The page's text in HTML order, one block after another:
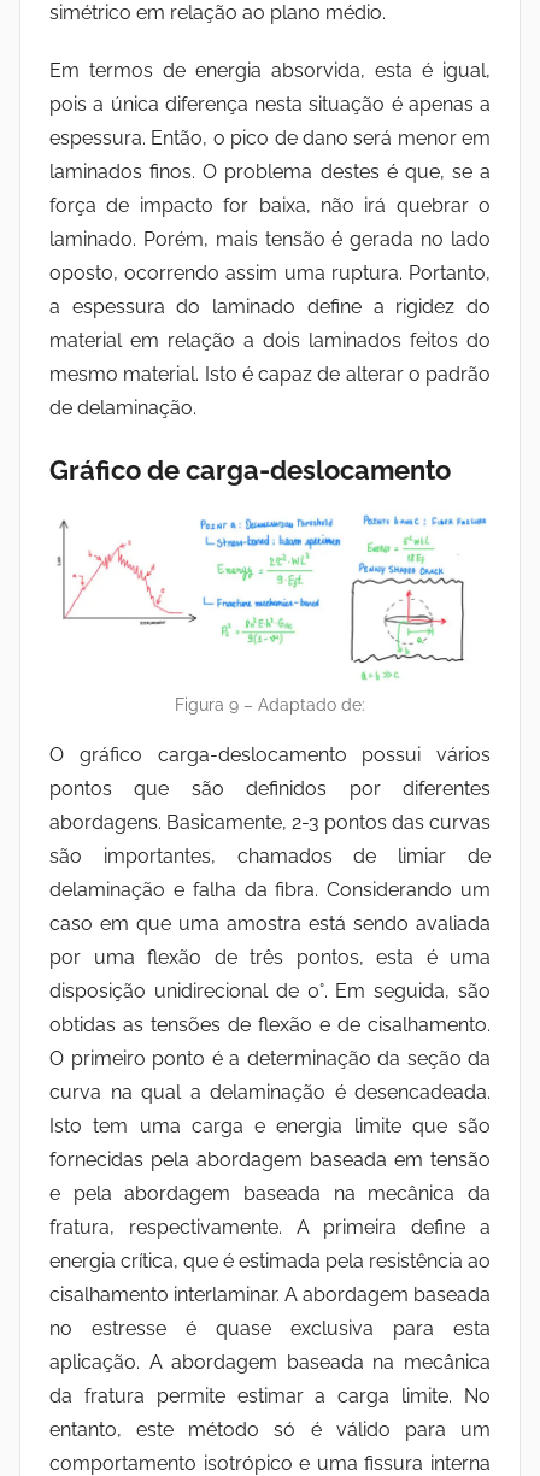
simétrico em relação ao plano médio.
Em termos de energia absorvida, esta é igual,
pois a única diferença nesta situação é apenas a
espessura. Então, o pico de dano será menor em
laminados finos. O problema destes é que, se a
força de impacto for baixa, não irá quebrar o
laminado. Porém, mais tensão é gerada no lado
oposto, ocorrendo assim uma ruptura. Portanto,
a espessura do laminado define a rigidez do
material em relação a dois laminados feitos do
mesmo material. Isto é capaz de alterar o padrão
de delaminação.
Gráfico de carga-deslocamento
Figura 9 – Adaptado de:
O gráfico carga-deslocamento possui vários
pontos que são definidos por diferentes
abordagens. Basicamente, 2-3 pontos das curvas
são importantes, chamados de limiar de
delaminação e falha da fibra. Considerando um
caso em que uma amostra está sendo avaliada
por uma flexão de três pontos, esta é uma
disposição unidirecional de 0°. Em seguida, são
obtidas as tensões de flexão e de cisalhamento.
O primeiro ponto é a determinação da seção da
curva na qual a delaminação é desencadeada.
Isto tem uma carga e energia limite que são
fornecidas pela abordagem baseada em tensão
e pela abordagem baseada na mecânica da
fratura, respectivamente. A primeira define a
energia crítica, que é estimada pela resistência ao
cisalhamento interlaminar. A abordagem baseada
no estresse é quase exclusiva para esta
aplicação. A abordagem baseada na mecânica
da fratura permite estimar a carga limite. No
entanto, este método só é válido para um
comportamento isotrópico e uma fissura interna